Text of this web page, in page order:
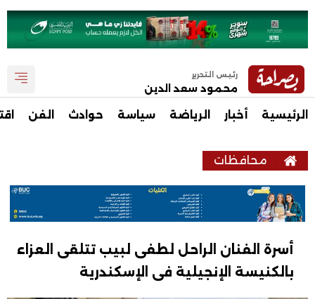
رئيس التحرير
محمود سعد الدين
الرئيسية أخبار الرياضة سياسة حوادث الفن
محافظات
أسرة الفنان الراحل لطفى لبيب تتلقى العزاء
بالكنيسة الإنجيلية فى الإسكندرية